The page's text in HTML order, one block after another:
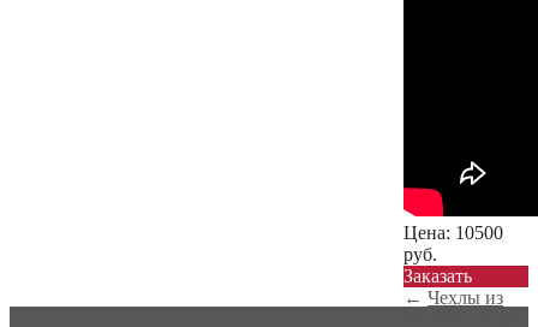
Цена: 10500
руб.
Заказать
← Чехлы из